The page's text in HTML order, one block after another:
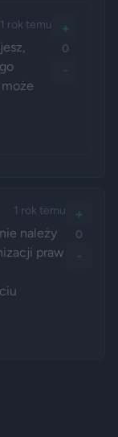
1 rok temu +
0
-
1 rok temu
należy
praw
+
0
-